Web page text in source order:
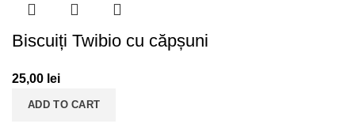
Biscuiți Twibio cu căpșuni
25,00 lei
ADD TO CART